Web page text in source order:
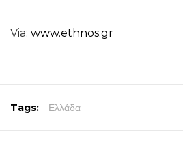
Via: www.ethnos.gr
Tags: Ελλάδα